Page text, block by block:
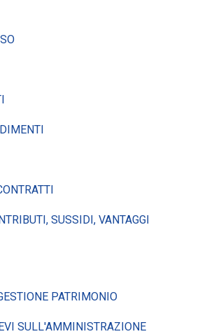
SUSSIDI, VANTAGGI
PATRIMONIO
SULL'AMMINISTRAZIONE